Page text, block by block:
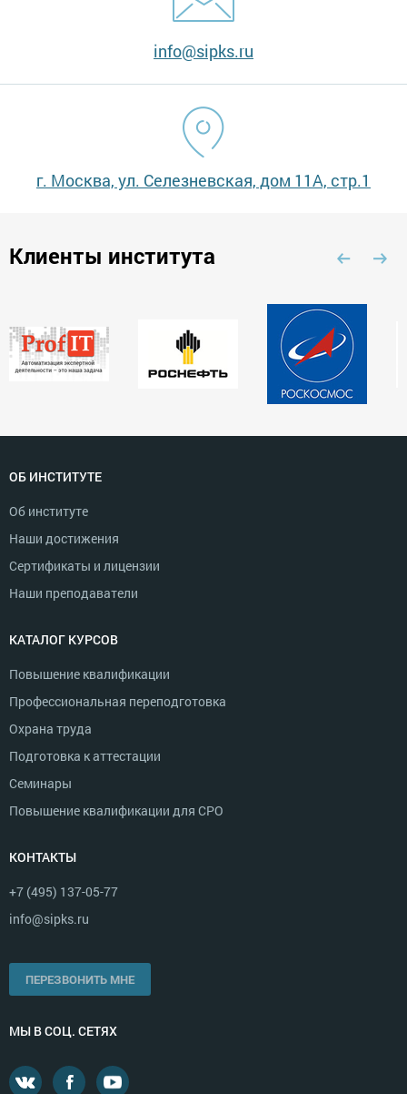
info@sipks.ru
г. Москва, ул. Селезневская, дом 11А, стр.1
Клиенты института
ОБ ИНСТИТУТЕ
Об институте
Наши достижения
Сертификаты и лицензии
Наши преподаватели
КАТАЛОГ КУРСОВ
Повышение квалификации
Профессиональная переподготовка
Охрана труда
Подготовка к аттестации
Семинары
Повышение квалификации для СРО
КОНТАКТЫ
+7 (495) 137-05-77
info@sipks.ru
ПЕРЕЗВОНИТЬ МНЕ
МЫ В СОЦ. СЕТЯХ